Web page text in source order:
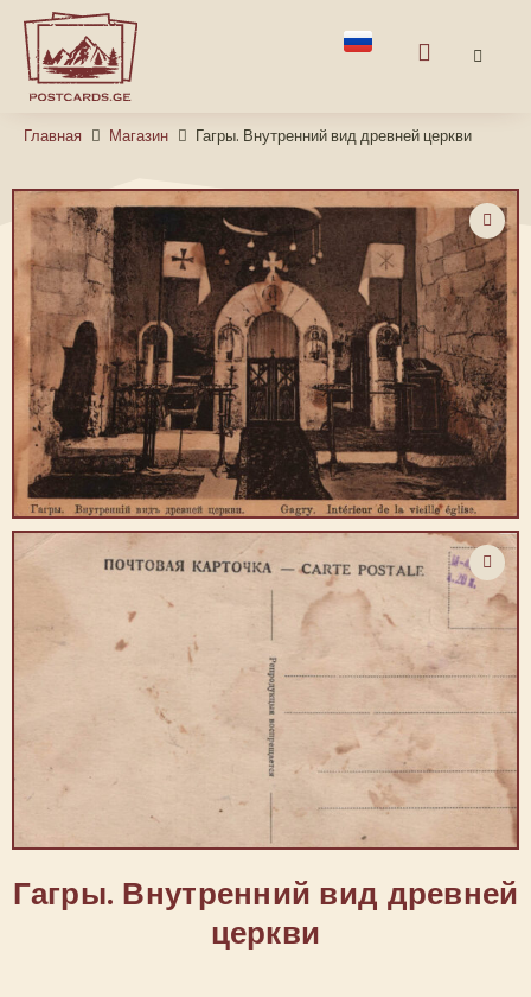
Главная Магазин Гагры. Внутренний вид древней церкви
Гагры. Внутренний вид древней
церкви